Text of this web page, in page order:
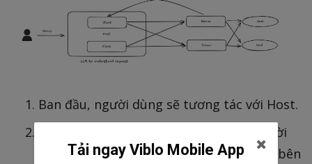
Ban đầu, người dùng sẽ tương tác với Host.
Host sẽ thực hiện xử lý yêu cầu của người
dùng, sử dụng LLM để xác định công cụ bên
Tải ngay Viblo Mobile App